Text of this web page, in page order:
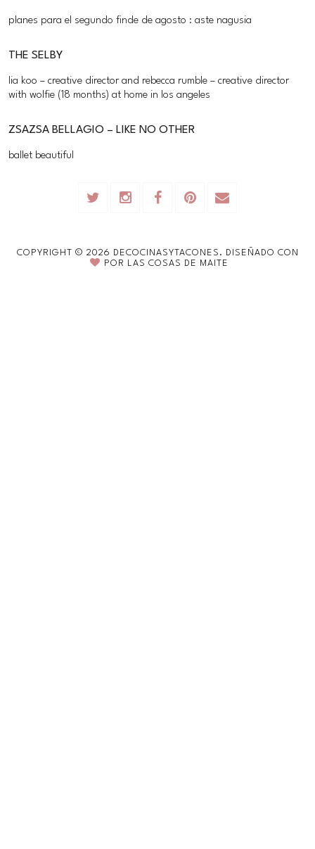
planes para el segundo finde de agosto : aste nagusia
THE SELBY
lia koo – creative director and rebecca rumble – creative director
with wolfie (18 months) at home in los angeles
ZSAZSA BELLAGIO – LIKE NO OTHER
ballet beautiful
COPYRIGHT © 2026 DECOCINASYTACONES.
DISEÑADO CON
POR
LAS COSAS DE MAITE